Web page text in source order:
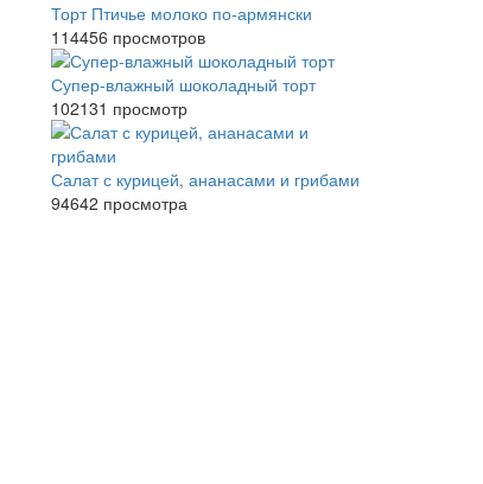
Торт Птичье молоко по-армянски
114456 просмотров
Супер-влажный шоколадный торт
102131 просмотр
Салат с курицей, ананасами и грибами
94642 просмотра